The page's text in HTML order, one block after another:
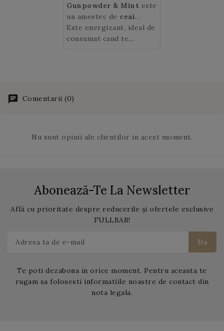
Gunpowder & Mint este
un amestec de ceai
verde chinezesc si
frunze de menta. Ceaiul
frunzele sunt stranse ca
pusca. La sfarsitul
Este energizant, ideal de
consumat cand te
Comentarii (0)
Nu sunt opinii ale clientilor in acest moment.
Abonează-Te La Newsletter
Află cu prioritate despre reducerile și ofertele exclusive
FULLBAR!
Te poti dezabona in orice moment. Pentru aceasta te
rugam sa folosesti informatiile noastre de contact din
nota legala.